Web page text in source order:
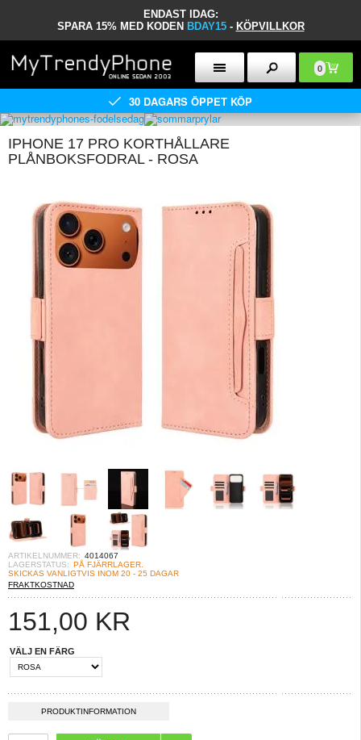
ENDAST IDAG:
SPARA 15% MED KODEN BDAY15 - KÖPVILLKOR
0
30 DAGARS ÖPPET KÖP
IPHONE 17 PRO KORTHÅLLARE
PLÅNBOKSFODRAL - ROSA
ARTIKELNUMMER: 4014067
LAGERSTATUS: PÅ FJÄRRLAGER.
SKICKAS VANLIGTVIS INOM 20 - 25 DAGAR
FRAKTKOSTNAD
151,00 KR
VÄLJ EN FÄRG
PRODUKTINFORMATION